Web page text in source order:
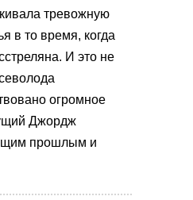
тревожную
в то время, когда
И это не
огромное
Джордж
прошлым и